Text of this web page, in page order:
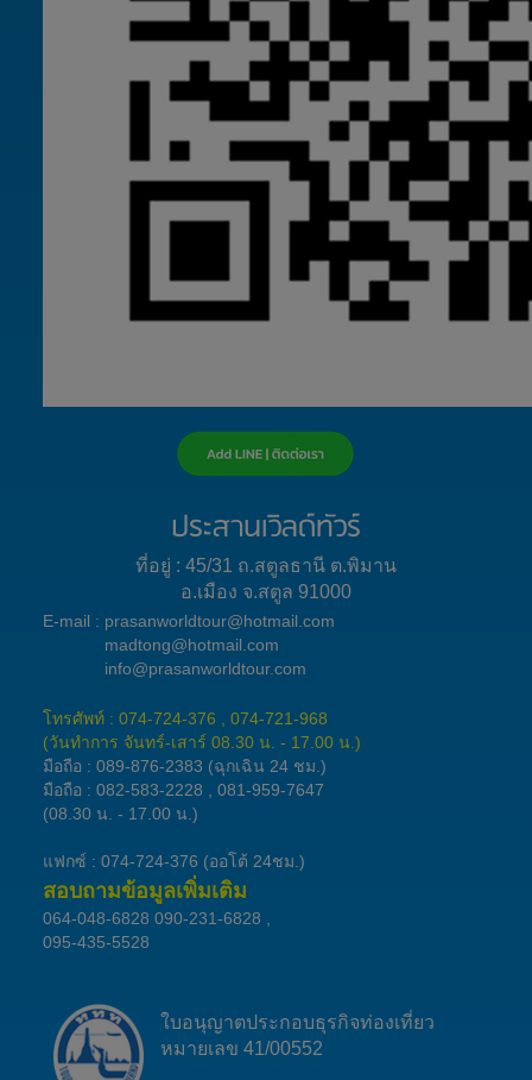
ประสานเวิลด์ทัวร์
ที่อยู่ : 45/31 ถ.สตูลธานี ต.พิมาน
อ.เมือง จ.สตูล 91000
E-mail : prasanworldtour@hotmail.com
madtong@hotmail.com
info@prasanworldtour.com
โทรศัพท์ : 074-724-376 , 074-721-968
(วันทำการ จันทร์-เสาร์ 08.30 น. - 17.00 น.)
มือถือ : 089-876-2383 (ฉุกเฉิน 24 ชม.)
มือถือ : 082-583-2228 , 081-959-7647
(08.30 น. - 17.00 น.)
แฟกซ์ : 074-724-376 (ออโต้ 24ชม.)
สอบถามข้อมูลเพิ่มเติม
064-048-6828 090-231-6828 ,
095-435-5528
ใบอนุญาตประกอบธุรกิจท่องเที่ยว
หมายเลข 41/00552